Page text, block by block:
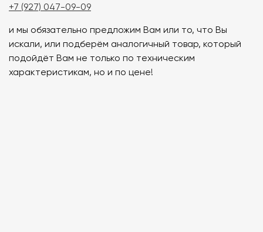
+7 (927) 047-09-09
и мы обязательно предложим Вам или то, что Вы
искали, или подберём аналогичный товар, который
подойдёт Вам не только по техническим
характеристикам, но и по цене!